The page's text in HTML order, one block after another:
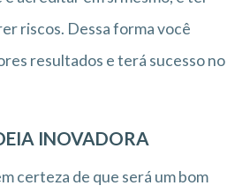
riscos. Dessa forma você
resultados e terá sucesso no
INOVADORA
certeza de que será um bom